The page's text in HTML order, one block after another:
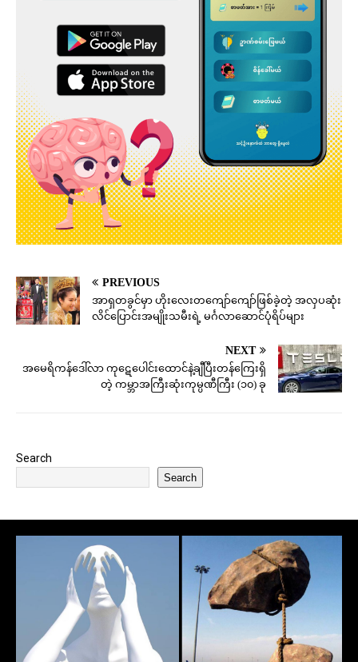
PREVIOUS
အာရှတခွင်မှာ ဟိုးလေးတကျော်ကျော်ဖြစ်ခဲ့တဲ့ အလှပဆုံး
လိင်ပြောင်းအမျိုးသမီးရဲ့ မင်္ဂလာဆောင်ပုံရိပ်များ
NEXT
အမေရိကန်ဒေါ်လာ ကုဋေပေါင်းထောင်နဲ့ချီပြီးတန်ကြေးရှိ
တဲ့ ကမ္ဘာအကြီးဆုံးကုမ္ပဏီကြီး (၁၀) ခု
Search
Search